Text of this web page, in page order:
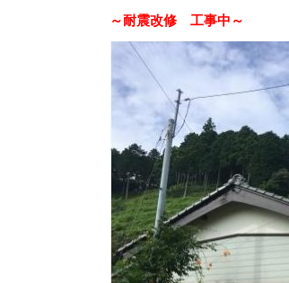
～耐震改修 工事中～